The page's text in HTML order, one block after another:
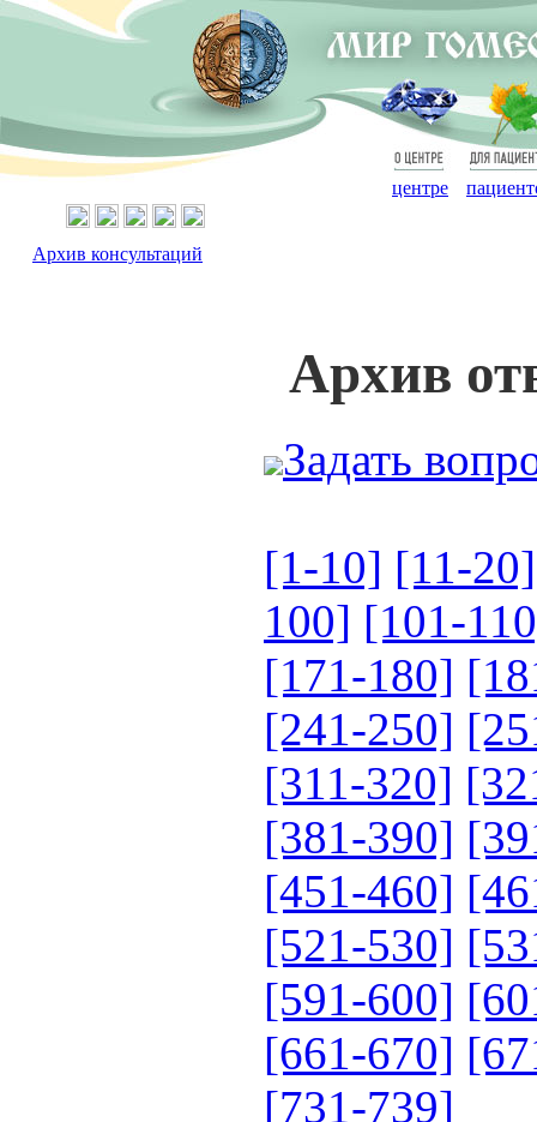
О
центре
Для
Архив
Задать
[1-10] [11-20]
100] [101-
[171-180]
[241-250]
[311-320]
[381-390]
[451-460]
[521-530]
[591-600]
[661-670]
[731-739]
Архив консультаций